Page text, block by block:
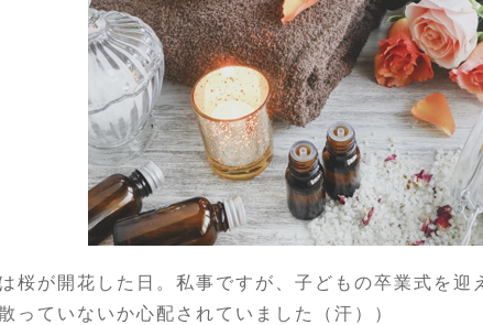
桜が開花した日。私事ですが、子どもの卒業式を迎
っていないか心配されていました（汗））